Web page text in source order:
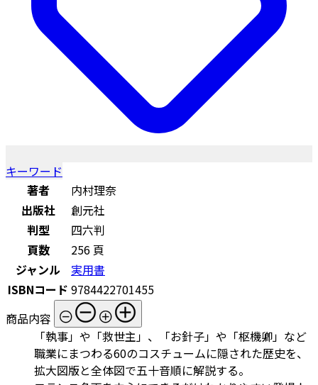
キーワード
著者
内村理奈
出版社
創元社
判型
四六判
頁数
256 頁
ジャンル
実用書
ISBNコード 9784422701455
商品内容
「執事」や「救世主」、「お針子」や「枢機卿」など
職業にまつわる60のコスチュームに隠された歴史を、
拡大図版と全体図で五十音順に解説する。